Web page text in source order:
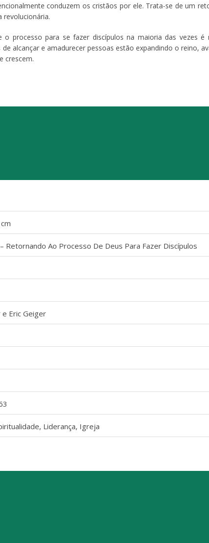
conduzem os cristãos por ele. Trata-se de um
revolucionária.
o processo para se fazer discípulos na maioria das vezes
alcançar e amadurecer pessoas estão expandindo o reino,
crescem.
Retornando Ao Processo De Deus Para Fazer Discípulos
e Eric Geiger
Liderança, Igreja